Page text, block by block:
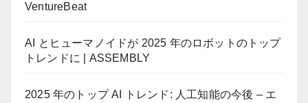
VentureBeat
AI とヒューマノイドが 2025 年のロボットのトップ
トレンドに | ASSEMBLY
2025 年のトップ AI トレンド: 人工知能の今後 – エ